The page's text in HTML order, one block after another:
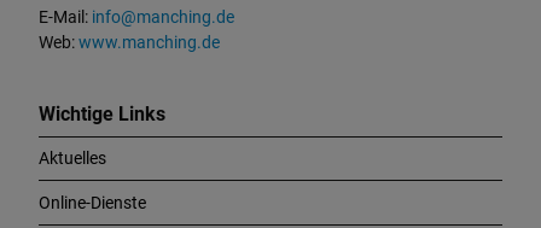
E-Mail: info@manching.de
Web:www.manching.de
Wichtige Links
Aktuelles
Online-Dienste